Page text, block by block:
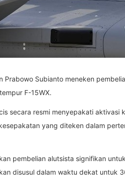
Prabowo Subianto meneken
F-15WX.
secara resmi menyepakati
yang diteken dalam
pembelian alutsista signifikan
disusul dalam waktu dekat untuk